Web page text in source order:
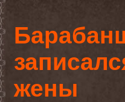
жены